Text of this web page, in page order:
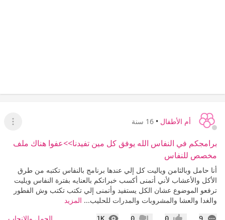
أم الأطفال • 16 سنة
عرض
برامجكم في النفاس الله يوفق كل مين تفيدنا>>عفوا هناك ملف
مخصص للنفاس
أنا حامل وبالثامن وياليت كل إلي عندها برنامج بالنفاس تكتبه من طرق
الأكل والأعشاب لأني أتمنى أكسب خبراتكم بالعنايه بفترة النفاس ويليت
ترفعو الموضوع عشان الكل يستفيد وأتمنى إلي تكتب تكتب وش الفطور
والغدا والعشا والمشروبات والمدرات للحليب... المزيد
التعليقات المشاهدات